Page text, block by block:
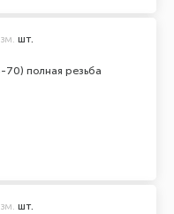
полная резьба
шт.
шт.